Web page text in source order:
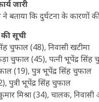
जारी
ने बताया कि दुर्घटना के
सूची
चुफाल (48), निवासी खटीमा
चुफाल (45), पत्नी भूपेंद्र सिंह
(19), पुत्र भूपेंद्र सिंह चुफाल
पुत्री भूपेंद्र सिंह चुफाल
मिश्रा (34), चालक,